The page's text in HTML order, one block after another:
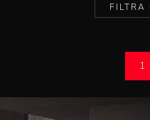
FILTRA
1